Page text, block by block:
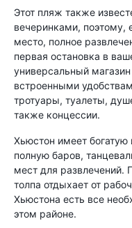
Этот пляж также
вечеринками, поэтому,
место, полное
первая остановка в
универсальный
встроенными
тротуары, туалеты,
также концессии.
Хьюстон имеет
полную баров,
мест для развлечений.
толпа отдыхает от
Хьюстона есть все
этом районе.